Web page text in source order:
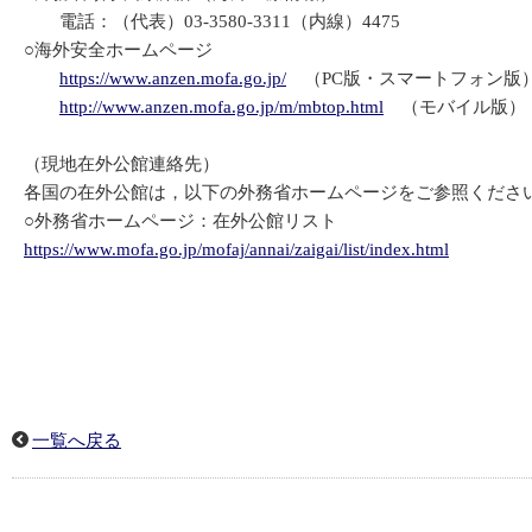
電話：（代表）03-3580-3311（内線）4475
○海外安全ホームページ
https://www.anzen.mofa.go.jp/ （PC版・スマートフォン版
http://www.anzen.mofa.go.jp/m/mbtop.html （モバイル版）
（現地在外公館連絡先）
各国の在外公館は，以下の外務省ホームページをご参照くださ
○外務省ホームページ：在外公館リスト
https://www.mofa.go.jp/mofaj/annai/zaigai/list/index.html
一覧へ戻る